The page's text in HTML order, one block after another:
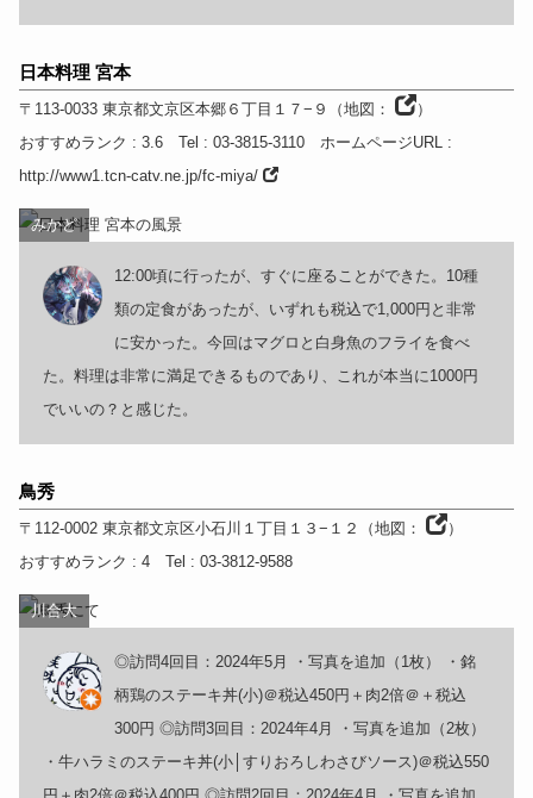
日本料理 宮本
〒113-0033 東京都文京区本郷６丁目１７−９ （地図：
）
おすすめランク : 3.6 Tel : 03-3815-3110 ホームページURL:
http://www1.tcn-catv.ne.jp/fc-miya/
みかど
12:00頃に行ったが、すぐに座ることができた。10種
類の定食があったが、いずれも税込で1,000円と非常
に安かった。今回はマグロと白身魚のフライを食べ
た。料理は非常に満足できるものであり、これが本当に1000円
でいいの？と感じた。
鳥秀
〒112-0002 東京都文京区小石川１丁目１３−１２ （地図：
）
おすすめランク : 4 Tel : 03-3812-9588
川合大
◎訪問4回目：2024年5月 ・写真を追加（1枚） ・銘
柄鶏のステーキ丼(小)＠税込450円＋肉2倍＠＋税込
300円 ◎訪問3回目：2024年4月 ・写真を追加（2枚）
・牛ハラミのステーキ丼(小│すりおろしわさびソース)＠税込550